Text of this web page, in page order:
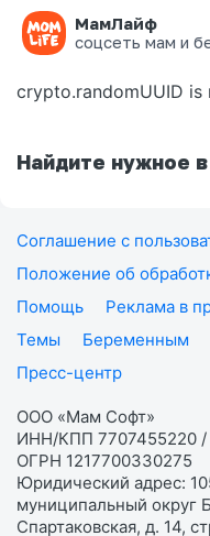
МамЛайф
соцсеть мам и
Ошибка на
crypto.randomUUID
Найдите нужное
Соглашение с
Положение об
Помощь
Реклама в
Темы
Беременным
Пресс-центр
ООО «Мам Софт»
ИНН/КПП 7707455220 /
ОГРН 1217700330275
Юридический адрес:
муниципальный округ
Спартаковская, д. 14,